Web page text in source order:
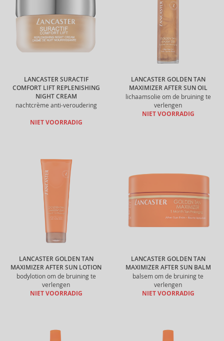
LANCASTER SURACTIF
COMFORT LIFT REPLENISHING
NIGHT CREAM
nachtcrème anti-veroudering
NIET VOORRADIG
LANCASTER GOLDEN TAN
MAXIMIZER AFTER SUN OIL
lichaamsolie om de bruining te
verlengen
NIET VOORRADIG
LANCASTER GOLDEN TAN
MAXIMIZER AFTER SUN LOTION
bodylotion om de bruining te
verlengen
NIET VOORRADIG
LANCASTER GOLDEN TAN
MAXIMIZER AFTER SUN BALM
balsem om de bruining te
verlengen
NIET VOORRADIG